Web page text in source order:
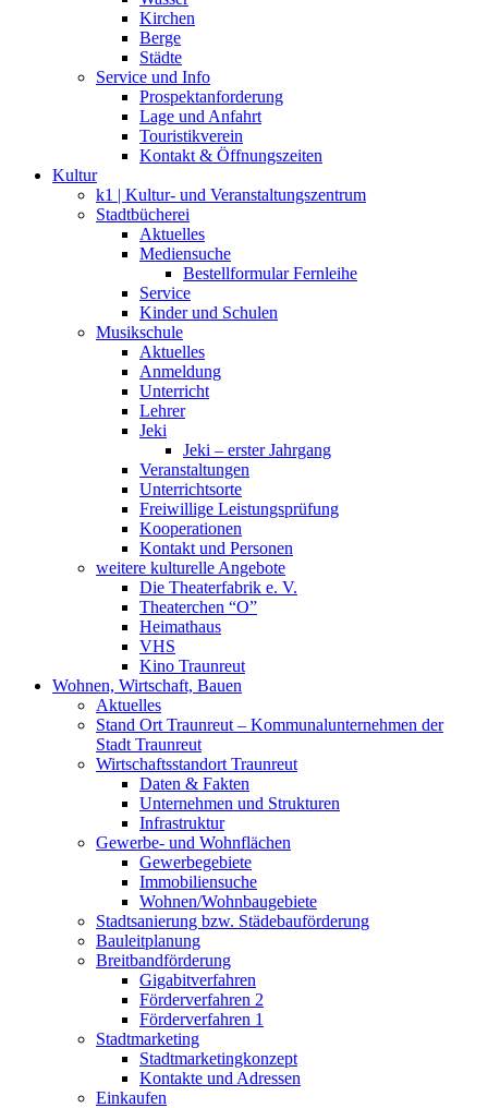
Kirchen
Berge
Städte
Service und Info
Prospektanforderung
Lage und Anfahrt
Touristikverein
Kontakt & Öffnungszeiten
Kultur
k1 | Kultur- und Veranstaltungszentrum
Stadtbücherei
Aktuelles
Mediensuche
Bestellformular Fernleihe
Service
Kinder und Schulen
Musikschule
Aktuelles
Anmeldung
Unterricht
Lehrer
Jeki
Jeki – erster Jahrgang
Veranstaltungen
Unterrichtsorte
Freiwillige Leistungsprüfung
Kooperationen
Kontakt und Personen
weitere kulturelle Angebote
Die Theaterfabrik e. V.
Theaterchen “O”
Heimathaus
VHS
Kino Traunreut
Wohnen, Wirtschaft, Bauen
Aktuelles
Stand Ort Traunreut – Kommunalunternehmen der
Stadt Traunreut
Wirtschaftsstandort Traunreut
Daten & Fakten
Unternehmen und Strukturen
Infrastruktur
Gewerbe- und Wohnflächen
Gewerbegebiete
Immobiliensuche
Wohnen/Wohnbaugebiete
Stadtsanierung bzw. Städebauförderung
Bauleitplanung
Breitbandförderung
Gigabitverfahren
Förderverfahren 2
Förderverfahren 1
Stadtmarketing
Stadtmarketingkonzept
Kontakte und Adressen
Einkaufen